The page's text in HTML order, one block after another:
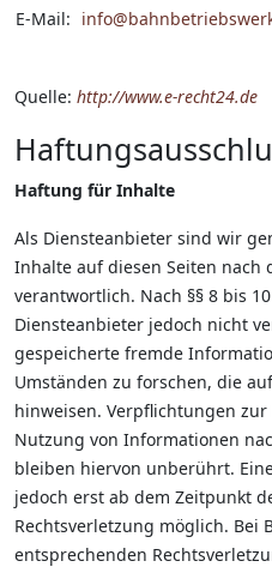
E-Mail:
Quelle: http://www.e-recht24.de
Haftung für Inhalte
Als Diensteanbieter sind wir
Inhalte auf diesen Seiten nach
verantwortlich. Nach §§ 8 bis
Diensteanbieter jedoch nicht
gespeicherte fremde
Umständen zu forschen, die
hinweisen. Verpflichtungen
Nutzung von Informationen
bleiben hiervon unberührt.
jedoch erst ab dem Zeitpunkt
Rechtsverletzung möglich. Bei
entsprechenden